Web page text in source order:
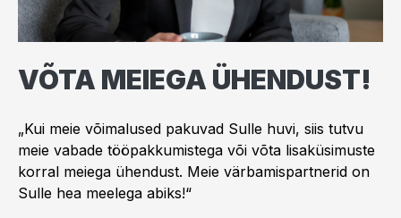
VÕTA MEIEGA ÜHENDUST!
„Kui meie võimalused pakuvad Sulle huvi, siis tutvu
meie vabade tööpakkumistega või võta lisaküsimuste
korral meiega ühendust. Meie värbamispartnerid on
Sulle hea meelega abiks!“